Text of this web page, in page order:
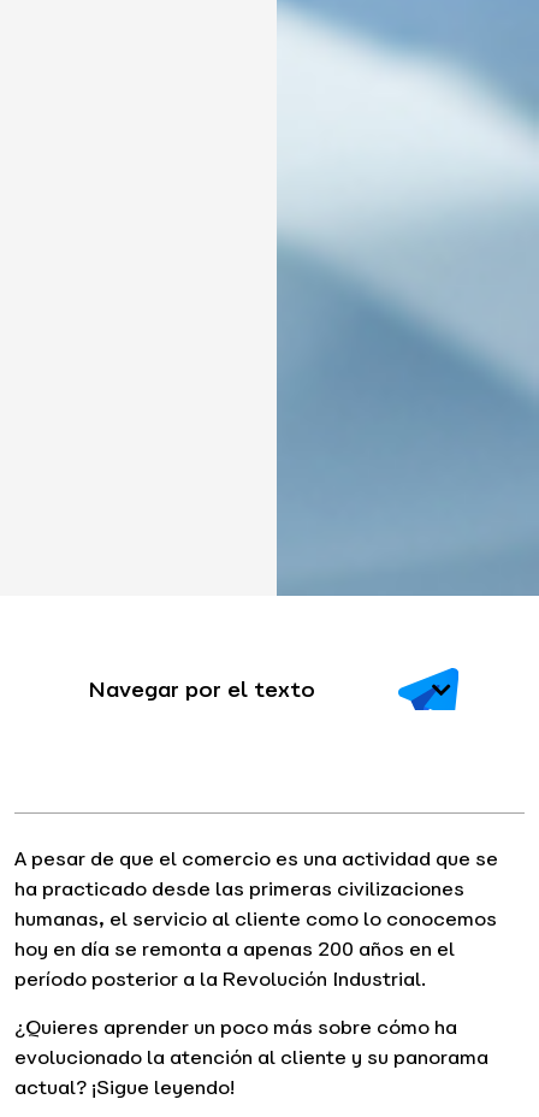
Navegar por el texto
A pesar de que el comercio es una actividad que se
ha practicado desde las primeras civilizaciones
humanas, el servicio al cliente como lo conocemos
hoy en día se remonta a apenas 200 años en el
período posterior a la Revolución Industrial.
¿Quieres aprender un poco más sobre cómo ha
evolucionado la atención al cliente y su panorama
actual? ¡Sigue leyendo!